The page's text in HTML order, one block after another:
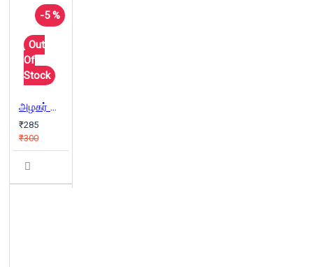
-5 %
Out
Of
Stock
அழகர் கோயில்
₹285
₹300